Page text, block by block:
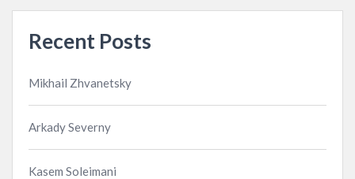
Recent Posts
Mikhail Zhvanetsky
Arkady Severny
Kasem Soleimani